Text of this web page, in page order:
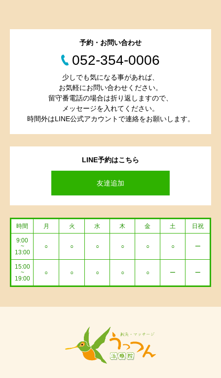
LINE予約はこちら
友達追加
予約・お問い合わせ
052-354-0006
少しでも気になる事があれば、
お気軽にお問い合わせください。
留守番電話の場合は折り返しますので、
メッセージを入れてください。
時間外はLINE公式アカウントで連絡をお願いします。
時間 月 火 水 木 金 土 日祝
9:00
~
13:00
○ ○ ○ ○ ○ ○ ー
15:00
~
19:00
○ ○ ○ ○ ○ ー ー